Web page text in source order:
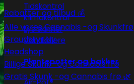
Tidskontrol
Klimakontrol
Lys skinner
Vandkølere
Plantepotter og bakker
Rabatter og tilbud 💰
Alle vores Cannabis -og Skunkfrø
Groudstyr
Headshop
Billige Skunk -og Cannabis frø
Gratis Skunk -og Cannabis frø 🌿